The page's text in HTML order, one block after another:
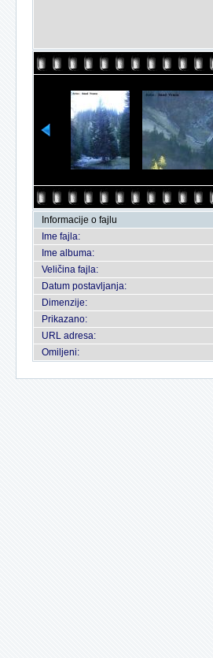
Informacije o fajlu
Ime fajla:
Ime albuma:
Veličina fajla:
Datum postavljanja:
Dimenzije:
Prikazano:
URL adresa:
Omiljeni: